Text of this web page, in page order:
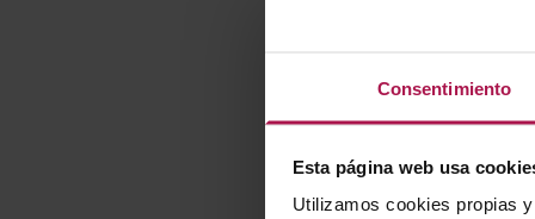
Consentimiento
Esta página web usa
Utilizamos cookies propias